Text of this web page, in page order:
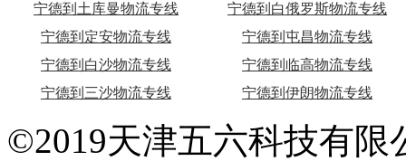
宁德到土库曼物流专线
宁德到白俄罗斯物流专线
宁德到定安物流专线
宁德到屯昌物流专线
宁德到白沙物流专线
宁德到临高物流专线
宁德到三沙物流专线
宁德到伊朗物流专线
©2019天津五六科技有